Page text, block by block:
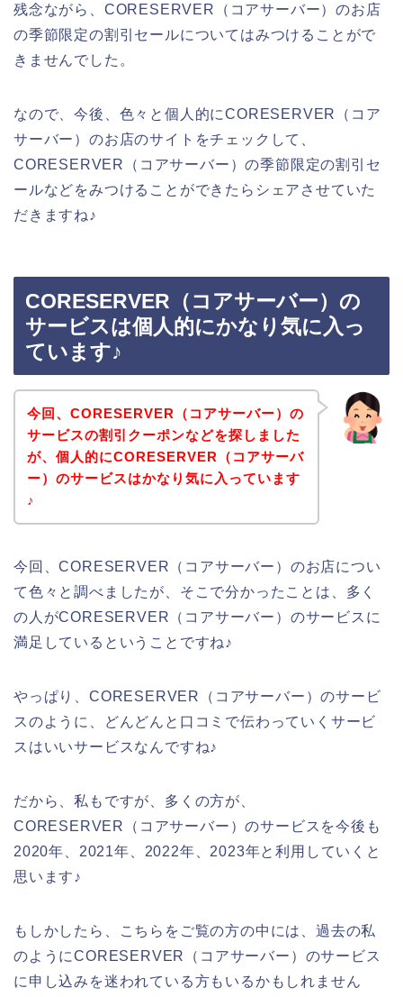
残念ながら、CORESERVER（コアサーバー）のお店
の季節限定の割引セールについてはみつけることがで
きませんでした。
なので、今後、色々と個人的にCORESERVER（コア
サーバー）のお店のサイトをチェックして、
CORESERVER（コアサーバー）の季節限定の割引セ
ールなどをみつけることができたらシェアさせていた
だきますね♪
CORESERVER（コアサーバー）の
サービスは個人的にかなり気に入っ
ています♪
今回、CORESERVER（コアサーバー）の
サービスの割引クーポンなどを探しました
が、個人的にCORESERVER（コアサーバ
ー）のサービスはかなり気に入っています
♪
今回、CORESERVER（コアサーバー）のお店につい
て色々と調べましたが、そこで分かったことは、多く
の人がCORESERVER（コアサーバー）のサービスに
満足しているということですね♪
やっぱり、CORESERVER（コアサーバー）のサービ
スのように、どんどんと口コミで伝わっていくサービ
スはいいサービスなんですね♪
だから、私もですが、多くの方が、
CORESERVER（コアサーバー）のサービスを今後も
2020年、2021年、2022年、2023年と利用していくと
思います♪
もしかしたら、こちらをご覧の方の中には、過去の私
のようにCORESERVER（コアサーバー）のサービス
に申し込みを迷われている方もいるかもしれません